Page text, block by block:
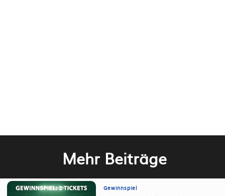
Mehr Beiträge
Gewinnspiel